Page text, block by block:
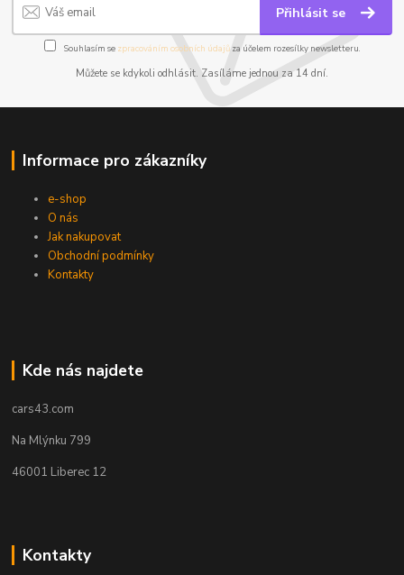
Přihlásit se
Souhlasím se zpracováním osobních údajůza účelem rozesílky newsletteru.
Můžete se kdykoli odhlásit. Zasíláme jednou za 14 dní.
Informace pro zákazníky
e-shop
O nás
Jak nakupovat
Obchodní podmínky
Kontakty
Kde nás najdete
cars43.com
Na Mlýnku 799
46001 Liberec 12
Kontakty